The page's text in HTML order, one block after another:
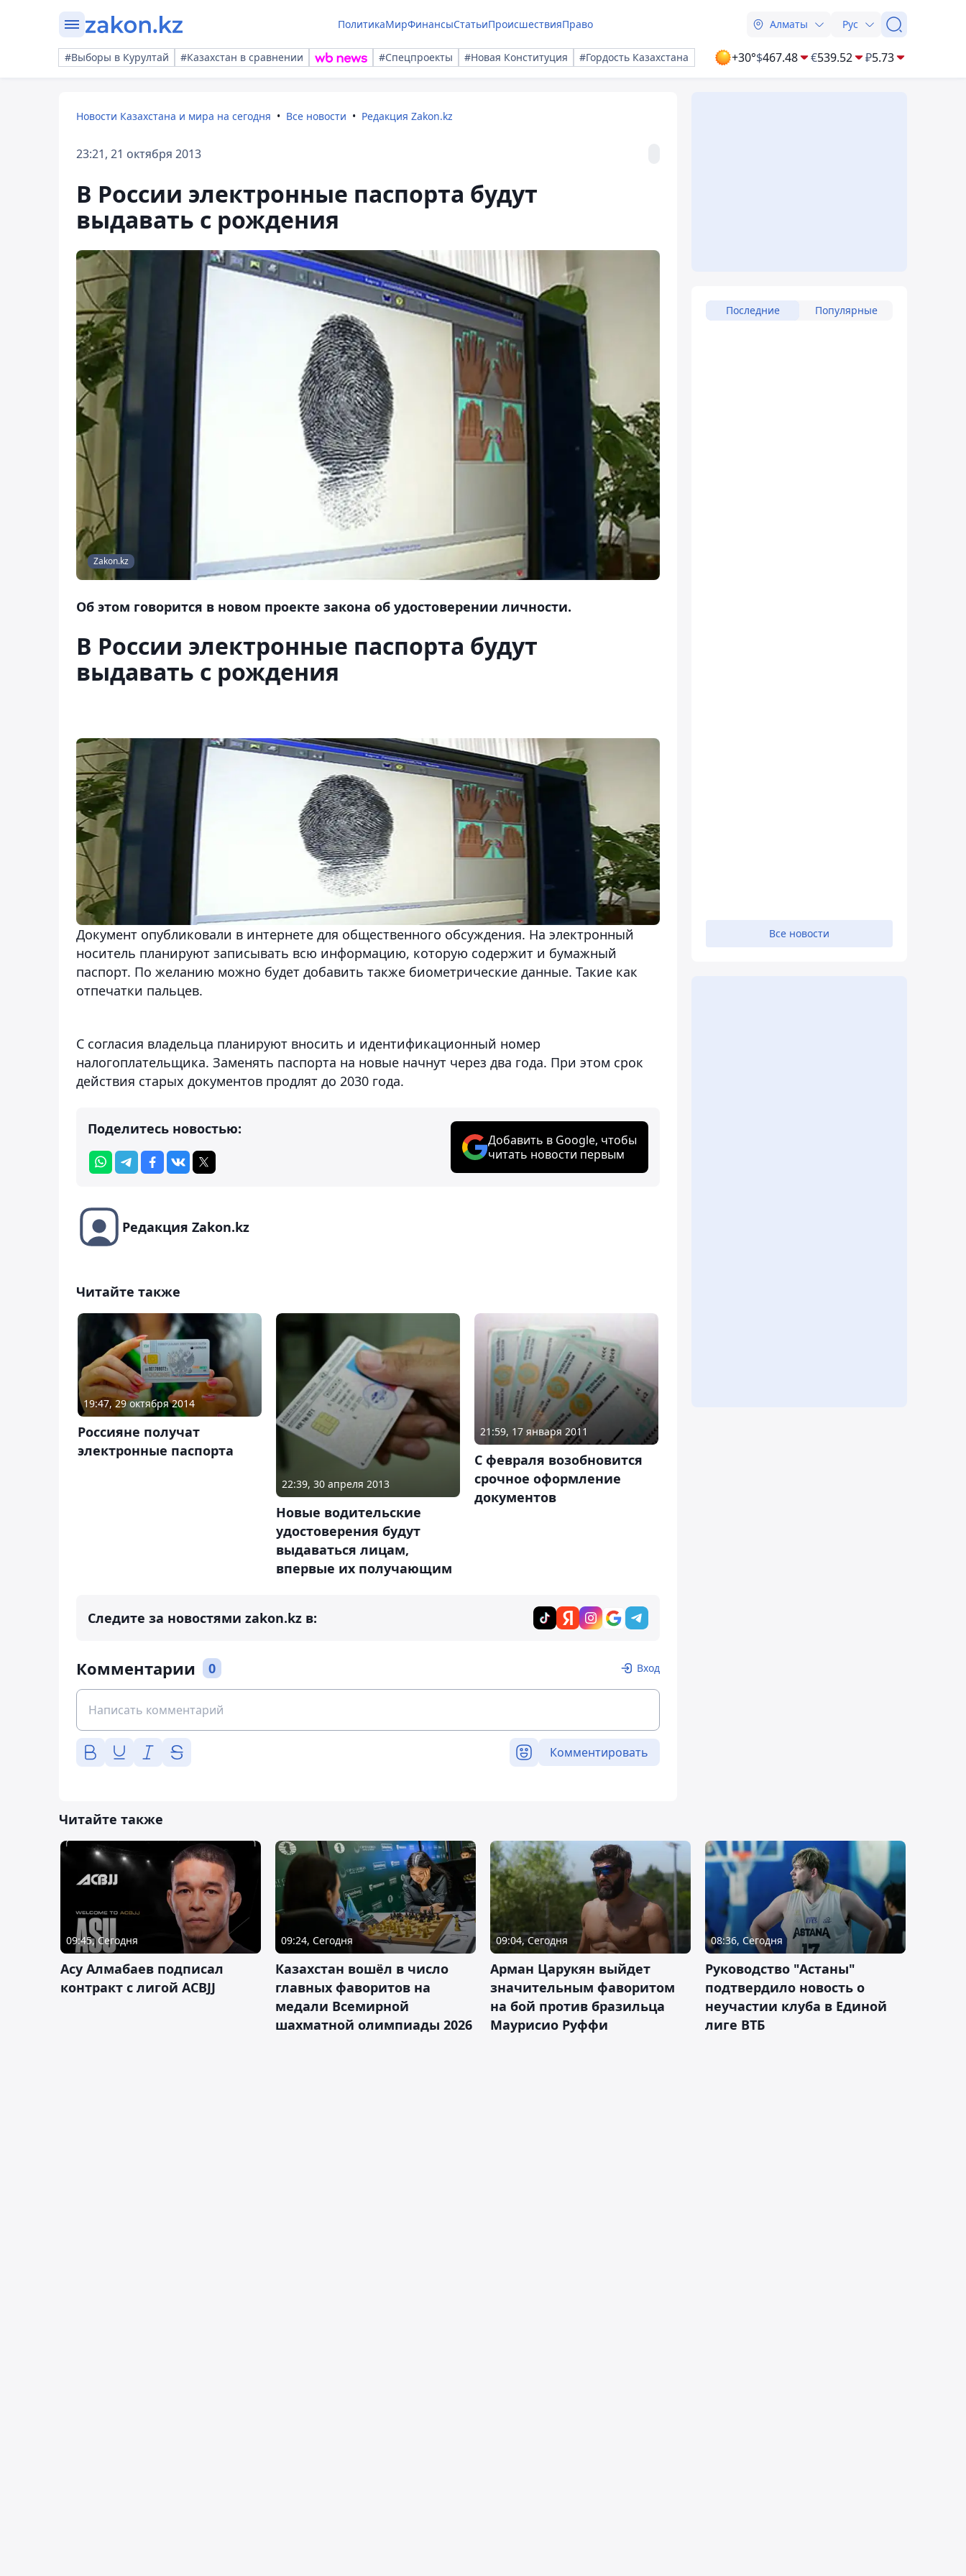
ПолитикаМирФинансыСтатьиПроисшествияПраво Алматы Рус
#Выборы в Курултай #Казахстан в сравнении #Спецпроекты #Новая Конституция #Гордость Казахстана +30°$467.48 €539.52 ₽5.73
Новости Казахстана и мира на сегодня Все новости Редакция Zakon.kz
23:21, 21 октября 2013
В России электронные паспорта будут
выдавать с рождения
Zakon.kz
Об этом говорится в новом проекте закона об удостоверении личности.
В России электронные паспорта будут
выдавать с рождения
Документ опубликовали в интернете для общественного обсуждения. На электронный
носитель планируют записывать всю информацию, которую содержит и бумажный
паспорт. По желанию можно будет добавить также биометрические данные. Такие как
отпечатки пальцев.
С согласия владельца планируют вносить и идентификационный номер
налогоплательщика. Заменять паспорта на новые начнут через два года. При этом срок
действия старых документов продлят до 2030 года.
Поделитесь новостью:
Добавить в Google, чтобы
читать новости первым
Редакция Zakon.kz
Читайте также
19:47, 29 октября 2014
Россияне получат
электронные паспорта
22:39, 30 апреля 2013
Новые водительские
удостоверения будут
выдаваться лицам,
впервые их получающим
21:59, 17 января 2011
С февраля возобновится
срочное оформление
документов
Следите за новостями zakon.kz в:
Комментарии 0 Вход
Комментировать
Последние Популярные
Все новости
Читайте также
09:45, Сегодня
Асу Алмабаев подписал
контракт с лигой ACBJJ
09:24, Сегодня
Казахстан вошёл в число
главных фаворитов на
медали Всемирной
шахматной олимпиады 2026
09:04, Сегодня
Арман Царукян выйдет
значительным фаворитом
на бой против бразильца
Маурисио Руффи
08:36, Сегодня
Руководство "Астаны"
подтвердило новость о
неучастии клуба в Единой
лиге ВТБ